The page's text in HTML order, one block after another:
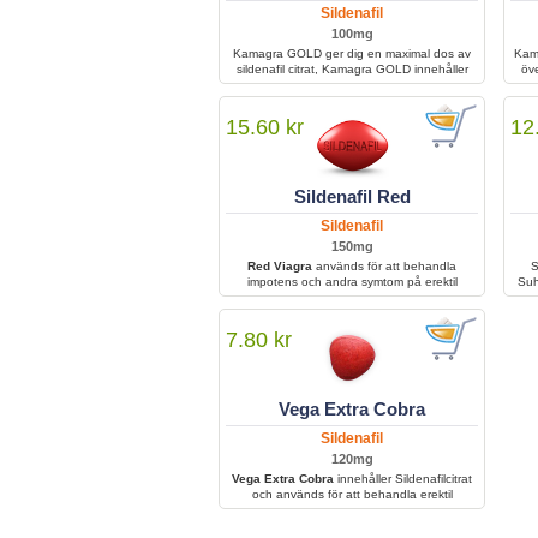
lösning för män som har provat lägre doser
och fortfarande inte kan behålla en erektion.
Sildenafil
100mg
Kamagra GOLD ger dig en maximal dos av
sildenafil citrat, Kamagra GOLD innehåller
100mg ren sildenafil citrat och ger dig en en
rejält boost.
15.60 kr
Sildenafil Red
Sildenafil
150mg
Red Viagra används för att behandla
impotens och andra symtom på erektil
dysfunktion hos män, vilket bidrar till
förbättrad sexuell prestation och en starkare,
7.80 kr
Vega Extra Cobra
Sildenafil
120mg
Vega Extra Cobra innehåller Sildenafilcitrat
och används för att behandla erektil
dysfunktion genom att förbättra blodflödet till